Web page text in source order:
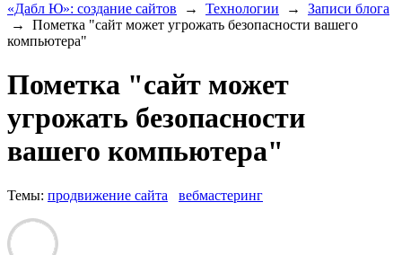
«Дабл Ю»: создание сайтов
→ Технологии →
Записи блога
→
Пометка "сайт может угрожать безопасности вашего
компьютера"
Пометка "сайт может
угрожать безопасности
вашего компьютера"
Темы: продвижение сайта вебмастеринг